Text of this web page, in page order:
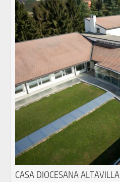
CASA DIOCESANA ALTAVILLA